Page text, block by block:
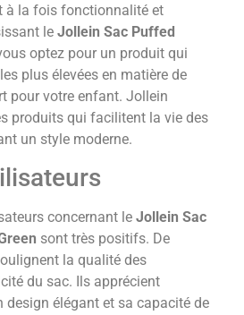
à la fois fonctionnalité et
le Jollein Sac Puffed
optez pour un produit qui
plus élevées en matière de
pour votre enfant. Jollein
produits qui facilitent la vie des
un style moderne.
concernant le Jollein Sac
sont très positifs. De
la qualité des
du sac. Ils apprécient
design élégant et sa capacité de